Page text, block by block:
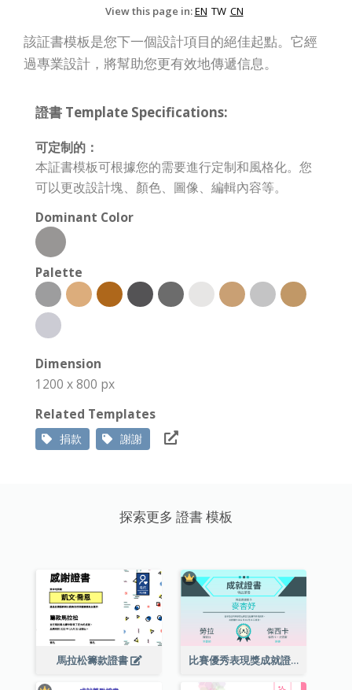
View this page in:EN TW CN
該証書模板是您下一個設計項目的絕佳起點。它經
過專業設計，將幫助您更有效地傳遞信息。
證書 Template Specifications:
可定制的：
本証書模板可根據您的需要進行定制和風格化。您
可以更改設計塊、顏色、圖像、編輯內容等。
Dominant Color
Palette
Dimension
1200 x 800 px
Related Templates
捐款 謝謝
探索更多 證書 模板
馬拉松籌款證書 比賽優秀表現獎成就證書